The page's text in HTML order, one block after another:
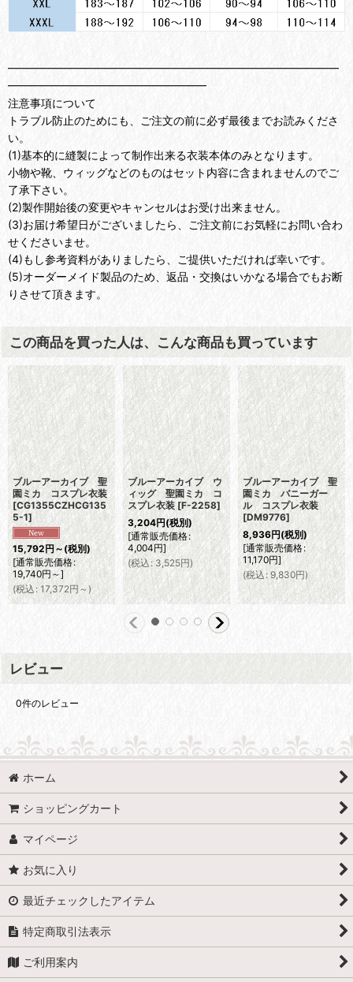
━━━━━━━━━━━━━━━━━━━━━━━━━━━━━━
━━━━━━━━━━━━━━━━━━
注意事項について
トラブル防止のためにも、ご注文の前に必ず最後までお読みくださ
い。
(1)基本的に縫製によって制作出来る衣装本体のみとなります。
小物や靴、ウィッグなどのものはセット内容に含まれませんのでご
了承下さい。
(2)製作開始後の変更やキャンセルはお受け出来ません。
(3)お届け希望日がございましたら、ご注文前にお気軽にお問い合わ
せくださいませ。
(4)もし参考資料がありましたら、ご提供いただければ幸いです。
(5)オーダーメイド製品のため、返品・交換はいかなる場合でもお断
りさせて頂きます。
この商品を買った人は、こんな商品も買っています
ブルーアーカイブ 聖
園ミカ コスプレ衣装
[CG1355CZHCG135
5-1]
15,792円～(税別)
[通常販売価格:
19,740円～]
(税込: 17,372円～)
ブルーアーカイブ ウ
ィッグ 聖園ミカ コ
スプレ衣装 [F-2258]
3,204円(税別)
[通常販売価格:
4,004円]
(税込: 3,525円)
ブルーアーカイブ 聖
園ミカ バニーガー
ル コスプレ衣装
[DM9776]
8,936円(税別)
[通常販売価格:
11,170円]
(税込: 9,830円)
レビュー
0件のレビュー
ホーム
ショッピングカート
マイページ
お気に入り
最近チェックしたアイテム
特定商取引法表示
ご利用案内